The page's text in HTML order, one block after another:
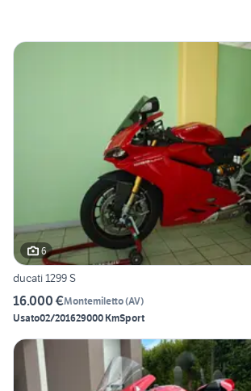
6
ducati 1299 S
16.000 €Montemiletto(AV)
Usato02/201629000 KmSport